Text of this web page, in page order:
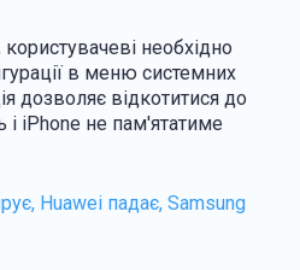
необхідно
в меню системних
дозволяє відкотитися до
і iPhone не пам'ятатиме
Huawei падає, Samsung